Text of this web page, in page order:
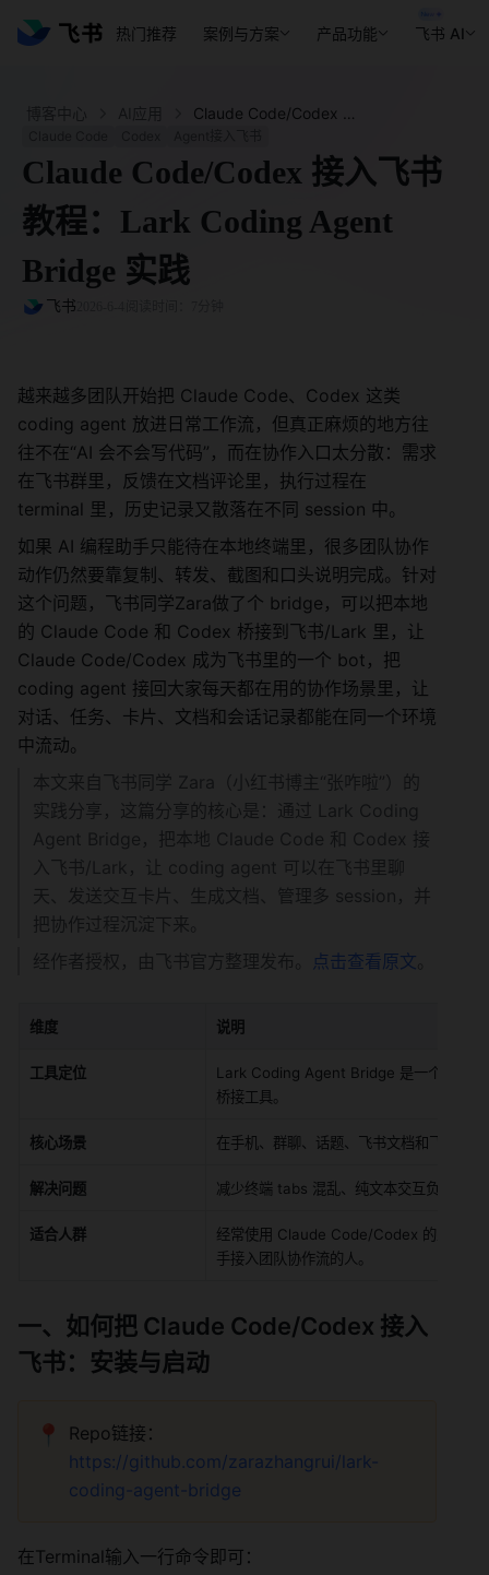
热门推荐 案例与方案 产品功能 飞书 AI
Claude Code/Codex 接入飞书
教程：Lark Coding Agent
Bridge 实践
飞书
越来越多团队开始把 Claude Code、Codex 这类
coding agent 放进日常工作流，但真正麻烦的地方往
往不在“AI 会不会写代码”，而在协作入口太分散：需求
在飞书群里，反馈在文档评论里，执行过程在
terminal 里，历史记录又散落在不同 session 中。
如果 AI 编程助手只能待在本地终端里，很多团队协作
动作仍然要靠复制、转发、截图和口头说明完成。针对
这个问题，飞书同学Zara做了个 bridge，可以把本地
的 Claude Code 和 Codex 桥接到飞书/Lark 里，让
Claude Code/Codex 成为飞书里的一个 bot，把
coding agent 接回大家每天都在用的协作场景里，让
对话、任务、卡片、文档和会话记录都能在同一个环境
中流动。
本文来自飞书同学 Zara（小红书博主“张咋啦”）的
实践分享，这篇分享的核心是：通过 Lark Coding
Agent Bridge，把本地 Claude Code 和 Codex 接
入飞书/Lark，让 coding agent 可以在飞书里聊
天、发送交互卡片、生成文档、管理多 session，并
把协作过程沉淀下来。
经作者授权，由飞书官方整理发布。 点击查看原文
维度 说明
工具定位
Lark Coding Agent Bridge 是一个把本
桥接工具。
核心场景 在手机、群聊、话题、飞书文档和飞书卡
解决问题 减少终端 tabs 混乱、纯文本交互负担、上
适合人群
经常使用 Claude Code/Codex 的工程师
手接入团队协作流的人。
一、如何把 Claude Code/Codex 接入
飞书：安装与启动
📍
Repo链接：
https://github.com/zarazhangrui/lark-
coding-agent-bridge
在Terminal输入一行命令即可：